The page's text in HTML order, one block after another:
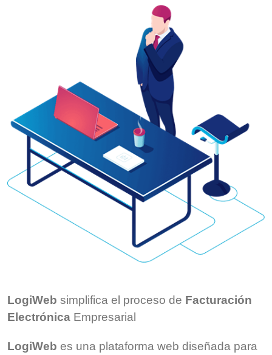
LogiWeb simplifica el proceso de Facturación
Electrónica Empresarial
LogiWeb es una plataforma web diseñada para